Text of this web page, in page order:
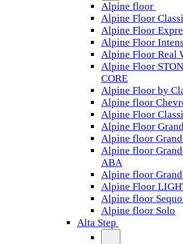
Alpine floor
Alpine Floor
Alpine Floor
Alpine Floor
Alpine Floor Real
Alpine Floor
CORE
Alpine Floor by
Alpine floor
Alpine Floor
Alpine Floor
Alpine floor
Alpine floor
ABA
Alpine floor
Alpine Floor
Alpine floor
Alpine floor Solo
Alta Step